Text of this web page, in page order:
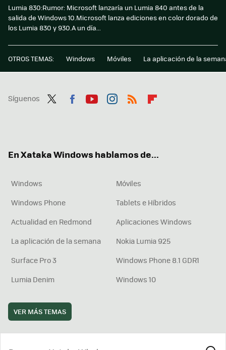
Lumia 830:Rumor: Microsoft lanzaría un Lumia 840 antes de la
salida de Windows 10.Microsoft lanza ediciones en color dorado de
los Lumia 830 y 930.A un día...
OTROS TEMAS: Windows Móviles La aplicación de la
Síguenos
En Xataka Windows hablamos de...
Windows
Móviles
Windows Phone
Tablets e Híbridos
Actualidad en Redmond
Aplicaciones Windows
La aplicación de la semana
Nokia Lumia 925
Surface Pro 3
Windows Phone 8.1 GDR1
Lumia Denim
Windows 10
VER MÁS TEMAS